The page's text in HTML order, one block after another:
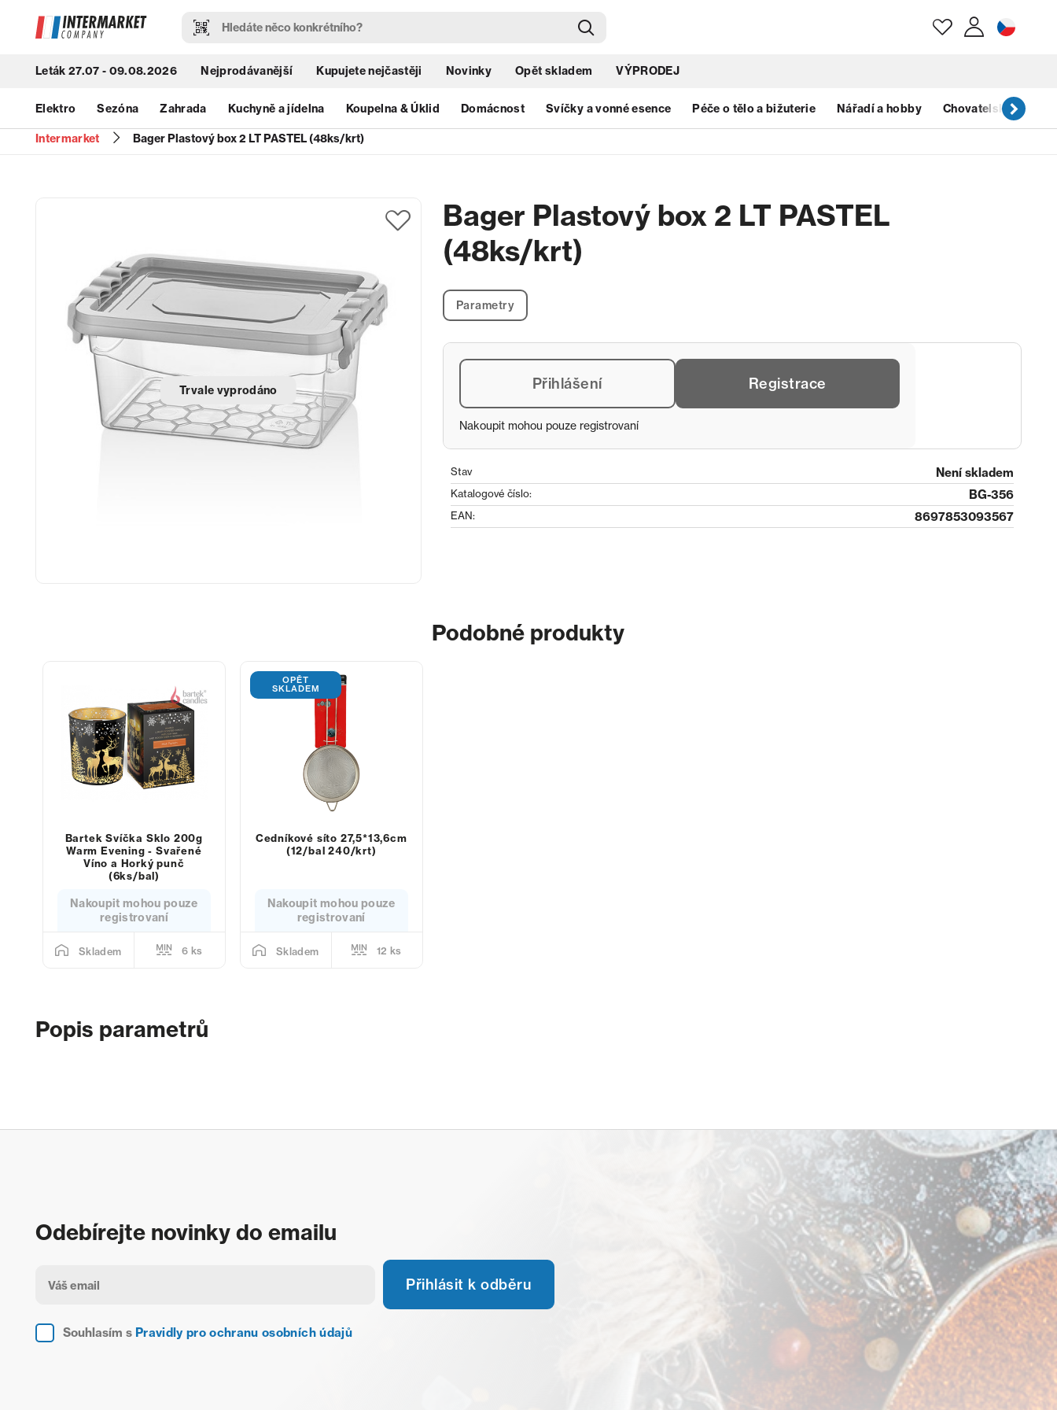
Leták 27.07 - 09.08.2026 Nejprodávanější Kupujete nejčastěji Novinky Opět skladem VÝPRODEJ
Elektro Sezóna Zahrada Kuchyně a jídelna Koupelna & Úklid Domácnost Svíčky a vonné esence Péče o tělo a bižuterie Nářadí a hobby Chovatelské
Intermarket Bager Plastový box 2 LT PASTEL (48ks/krt)
Bager Plastový box 2 LT PASTEL
(48ks/krt)
Parametry
Trvale vyprodáno Přihlášení Registrace
Nakoupit mohou pouze registrovaní
Stav Není skladem
Katalogové číslo: BG-356
EAN: 8697853093567
Podobné produkty
Bartek Svíčka Sklo 200g
Warm Evening - Svařené
Víno a Horký punč
(6ks/bal)
Nakoupit mohou pouze
registrovaní
Skladem 6 ks
OPĚT
SKLADEM
Cedníkové síto 27,5*13,6cm
(12/bal 240/krt)
Nakoupit mohou pouze
registrovaní
Skladem 12 ks
Popis parametrů
Odebírejte novinky do emailu
Souhlasím s Pravidly pro ochranu osobních údajů
Přihlásit k odběru